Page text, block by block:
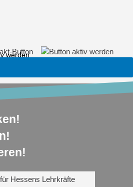
werden
Hessens Lehrkräfte